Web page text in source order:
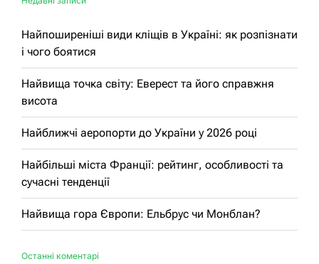
Найпоширеніші види кліщів в Україні: як розпізнати
і чого боятися
Найвища точка світу: Еверест та його справжня
висота
Найближчі аеропорти до України у 2026 році
Найбільші міста Франції: рейтинг, особливості та
сучасні тенденції
Найвища гора Європи: Ельбрус чи Монблан?
Останні коментарі